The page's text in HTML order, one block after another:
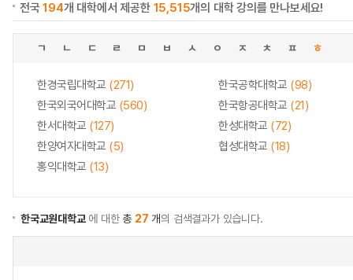
전국194개 대학에서 제공한 15,515개의 대학 강의를 만나보세요!
ㄱ ㄴ ㄷ ㄹ ㅁ ㅂ ㅅ ㅇ ㅈ ㅊ ㅍ ㅎ
한경국립대학교 (271) 한국공학대학교 (98)
한국외국어대학교 (560) 한국항공대학교 (21)
한서대학교 (127) 한성대학교 (72)
한양여자대학교 (5) 협성대학교 (18)
홍익대학교 (13)
한국교원대학교에 대한총 27 개의 검색결과가 있습니다.